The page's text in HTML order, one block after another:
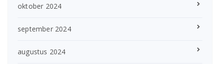
oktober 2024
september 2024
augustus 2024